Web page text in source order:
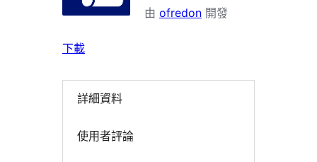
由 ofredon 開發
下載
詳細資料
使用者評論